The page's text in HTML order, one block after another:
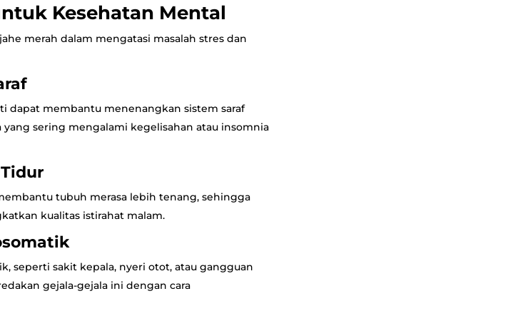
Kesehatan Mental
merah dalam mengatasi masalah stres dan
dapat membantu menenangkan sistem saraf
sering mengalami kegelisahan atau insomnia
tubuh merasa lebih tenang, sehingga
kualitas istirahat malam.
seperti sakit kepala, nyeri otot, atau gangguan
gejala-gejala ini dengan cara